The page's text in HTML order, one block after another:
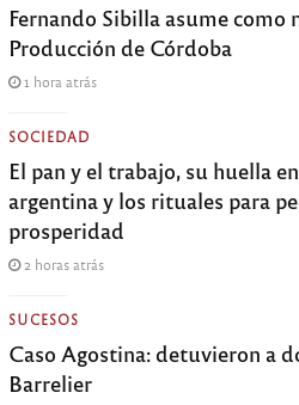
Fernando Sibilla asume como
Producción de Córdoba
1 hora atrás
SOCIEDAD
El pan y el trabajo, su huella
argentina y los rituales para
prosperidad
2 horas atrás
SUCESOS
Caso Agostina: detuvieron a
Barrelier